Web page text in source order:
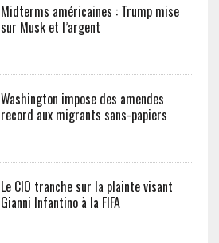
Midterms américaines : Trump mise
sur Musk et l’argent
Washington impose des amendes
record aux migrants sans-papiers
Le CIO tranche sur la plainte visant
Gianni Infantino à la FIFA